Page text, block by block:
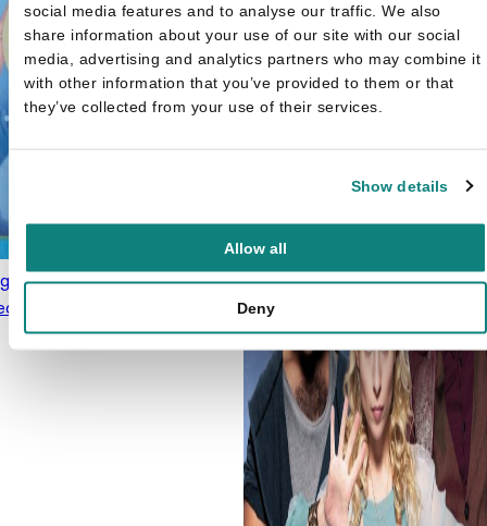
social media features and to analyse our traffic. We also
share information about your use of our site with our social
media, advertising and analytics partners who may combine it
with other information that you’ve provided to them or that
they’ve collected from your use of their services.
Show details
Allow all
Deny
- Octopus Redt De